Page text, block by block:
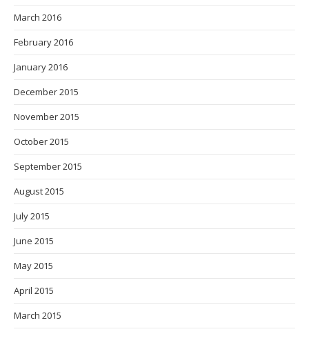
March 2016
February 2016
January 2016
December 2015
November 2015
October 2015
September 2015
August 2015
July 2015
June 2015
May 2015
April 2015
March 2015